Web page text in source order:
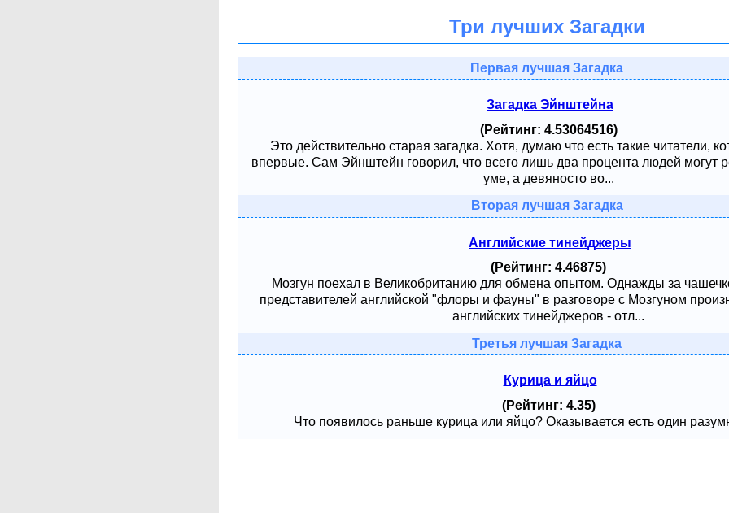
Три лучших Загадки
Первая лучшая Загадка
Загадка Эйнштейна
(Рейтинг: 4.53064516)
Это действительно старая загадка. Хотя, думаю что есть такие читатели,
впервые. Сам Эйнштейн говорил, что всего лишь два процента людей могут
уме, а девяносто во...
Вторая лучшая Загадка
Английские тинейджеры
(Рейтинг: 4.46875)
Мозгун поехал в Великобританию для обмена опытом. Однажды за
представителей английской "флоры и фауны" в разговоре с Мозгуном
английских тинейджеров - отл...
Третья лучшая Загадка
Курица и яйцо
(Рейтинг: 4.35)
Что появилось раньше курица или яйцо? Оказывается есть один